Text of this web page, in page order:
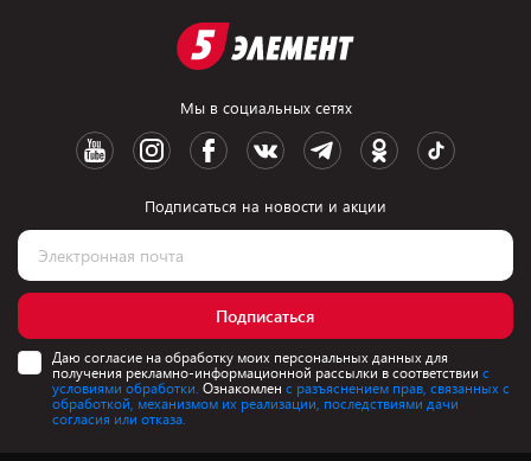
Мы в социальных сетях
Подписаться на новости и акции
Подписаться
Даю согласие на обработку моих персональных данных для
получения рекламно-информационной рассылки в соответствии с
условиями обработки. Ознакомлен с разъяснением прав, связанных с
обработкой, механизмом их реализации, последствиями дачи
согласия или отказа.